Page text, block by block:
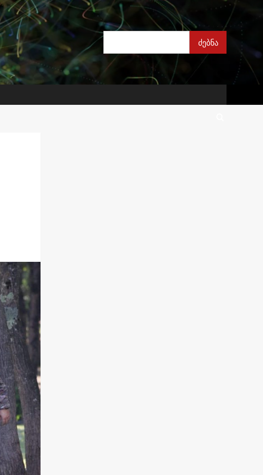
ძებნა
ძებნა